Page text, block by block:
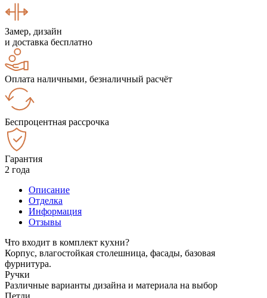
Замер, дизайн
и доставка бесплатно
Оплата наличными, безналичный расчёт
Беспроцентная рассрочка
Гарантия
2 года
Описание
Отделка
Информация
Отзывы
Что входит в комплект кухни?
Корпус, влагостойкая столешница, фасады, базовая
фурнитура.
Ручки
Различные варианты дизайна и материала на выбор
Петли